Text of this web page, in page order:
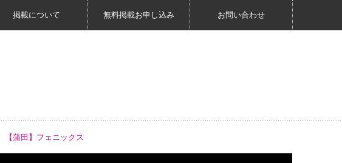
掲載について 無料掲載お申し込み お問い合わせ
【蒲田】フェニックス